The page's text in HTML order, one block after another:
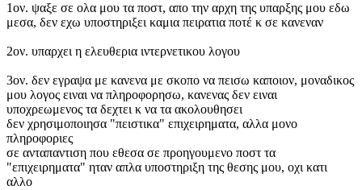
1ον. ψαξε σε ολα μου τα ποστ, απο την αρχη της υπαρξης μου εδω
μεσα, δεν εχω υποστηριξει καμια πειρατια ποτέ κ σε κανεναν
2ον. υπαρχει η ελευθερια ιντερνετικου λογου
3ον. δεν εγραψα με κανενα με σκοπο να πεισω καποιον, μοναδικος
μου λογος ειναι να πληροφορησω, κανενας δεν ειναι
υποχρεωμενος τα δεχτει κ να τα ακολουθησει
δεν χρησιμοποιησα "πειστικα" επιχειρηματα, αλλα μονο
πληροφοριες
σε ανταπαντιση που εθεσα σε προηγουμενο ποστ τα
"επιχειρηματα" ηταν απλα υποστηριξη της θεσης μου, οχι κατι
αλλο